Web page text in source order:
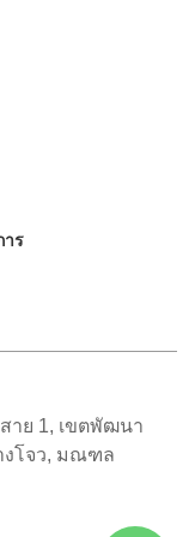
าร
าย 1, เขตพัฒนา
งโจว, มณฑล